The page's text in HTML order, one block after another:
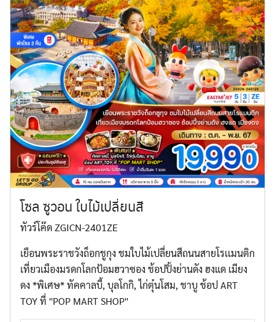
ทัวร์สิงคโปร์
ทัวร์เกาหลี
ทัวร์สวิตเซอร์แลนด์
ทัวร์จอร์เจีย
ทัวร์เยอรมัน
ทัวร์ออสเตรเลีย
ทัวร์เวียดนาม
โซล ซูวอน ใบไม้เปลี่ยนสี
ทัวร์โค๊ด ZGICN-2401ZE
เยือนพระราชวังถ็อกชูกุง ชมใบไม้เปลี่ยนสีถนนสายโรเเมนติก
เที่ยวเมืองมรดกโลกป้อมฮวาซอง ช้อปปิ้งย่านดัง ฮงแด เมียง
ดง *พิเศษ* ทัคคาลบี้, บุลโกกิ, ไก่ตุ๋นโสม, ชาบู ช้อป ART
TOY ที่ ''POP MART SHOP''